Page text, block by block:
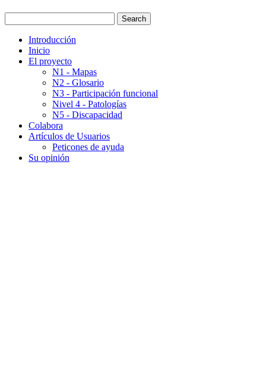
Introducción
Inicio
El proyecto
N1 - Mapas
N2 - Glosario
N3 - Participación funcional
Nivel 4 - Patologías
N5 - Discapacidad
Colabora
Artículos de Usuarios
Peticones de ayuda
Su opinión